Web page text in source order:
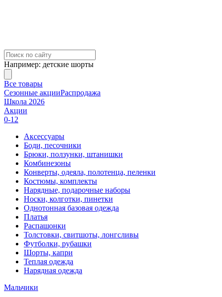
Например: детские шорты
Все товары
Сезонные акцииРаспродажа
Школа 2026
Акции
0-12
Аксессуары
Боди, песочники
Брюки, ползунки, штанишки
Комбинезоны
Конверты, одеяла, полотенца, пеленки
Костюмы, комплекты
Нарядные, подарочные наборы
Носки, колготки, пинетки
Однотонная базовая одежда
Платья
Распашонки
Толстовки, свитшоты, лонгсливы
Футболки, рубашки
Шорты, капри
Теплая одежда
Нарядная одежда
Мальчики